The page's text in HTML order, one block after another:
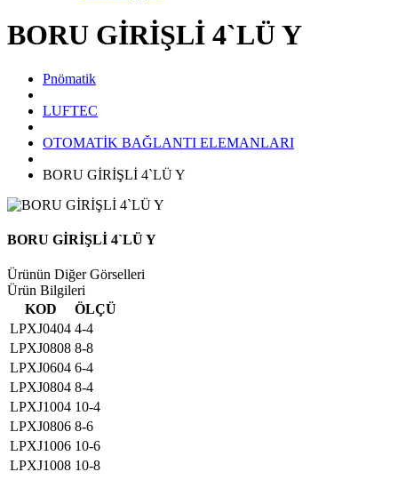
BORU GİRİŞLİ 4`LÜ Y
Pnömatik
LUFTEC
OTOMATİK BAĞLANTI ELEMANLARI
BORU GİRİŞLİ 4`LÜ Y
BORU GİRİŞLİ 4`LÜ Y
Ürünün Diğer Görselleri
Ürün Bilgileri
KOD
ÖLÇÜ
LPXJ0404 4-4
LPXJ0808 8-8
LPXJ0604 6-4
LPXJ0804 8-4
LPXJ1004 10-4
LPXJ0806 8-6
LPXJ1006 10-6
LPXJ1008 10-8